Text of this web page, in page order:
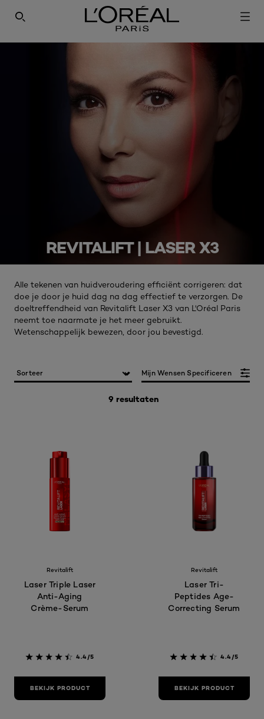
SEARCH THIS SITE
REVITALIFT | LASER X3
Alle tekenen van huidveroudering efficiënt corrigeren: dat
doe je door je huid dag na dag effectief te verzorgen. De
doeltreffendheid van Revitalift Laser X3 van L'Oréal Paris
neemt toe naarmate je het meer gebruikt.
Wetenschappelijk bewezen, door jou bevestigd.
9 resultaten
Mijn Wensen Specificeren
Revitalift
Laser Triple Laser
Anti-Aging
Crème-Serum
4.4/5
BEKIJK PRODUCT
Revitalift
Laser Tri-
Peptides Age-
Correcting Serum
4.4/5
BEKIJK PRODUCT